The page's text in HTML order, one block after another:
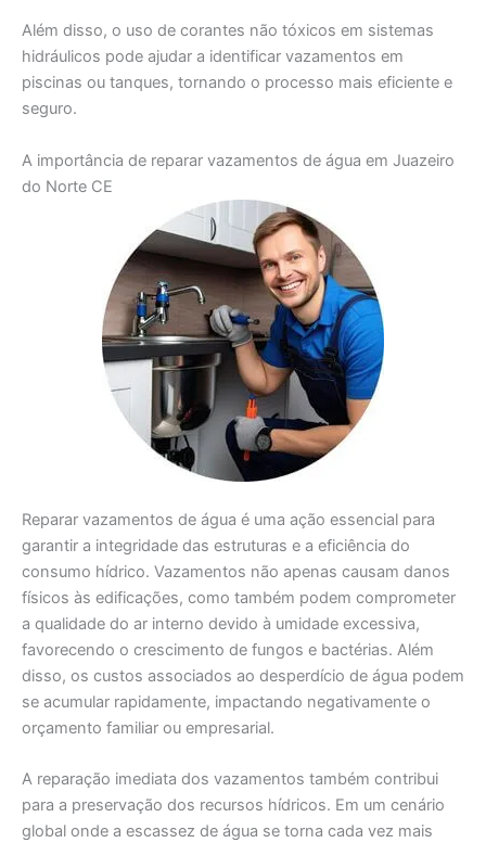
Além disso, o uso de corantes não tóxicos em sistemas
hidráulicos pode ajudar a identificar vazamentos em
piscinas ou tanques, tornando o processo mais eficiente e
seguro.
A importância de reparar vazamentos de água em Juazeiro
do Norte CE
Reparar vazamentos de água é uma ação essencial para
garantir a integridade das estruturas e a eficiência do
consumo hídrico. Vazamentos não apenas causam danos
físicos às edificações, como também podem comprometer
a qualidade do ar interno devido à umidade excessiva,
favorecendo o crescimento de fungos e bactérias. Além
disso, os custos associados ao desperdício de água podem
se acumular rapidamente, impactando negativamente o
orçamento familiar ou empresarial.
A reparação imediata dos vazamentos também contribui
para a preservação dos recursos hídricos. Em um cenário
global onde a escassez de água se torna cada vez mais